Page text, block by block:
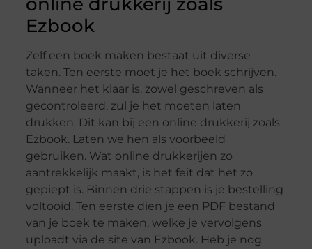
Ezbook
Zelf een boek maken bestaat uit diverse
taken. Ten eerste moet je het boek schrijven.
Wanneer het klaar is, zowel geschreven als
gecontroleerd, zul je het moeten laten
drukken. Dit kan bij een online drukkerij zoals
Ezbook. Laten we hen als voorbeeld
gebruiken. Wat online drukkerijen zo
aantrekkelijk maakt, is het feit dat het zo
gepiept is. Binnen drie stappen is je bestelling
voltooid. Ten eerste dien je een PDF bestand
van je boek te maken, welke je vervolgens
uploadt via de site van Ezbook. Heb je nog